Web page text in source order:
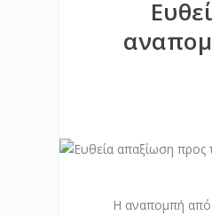
Η αναπομπή από